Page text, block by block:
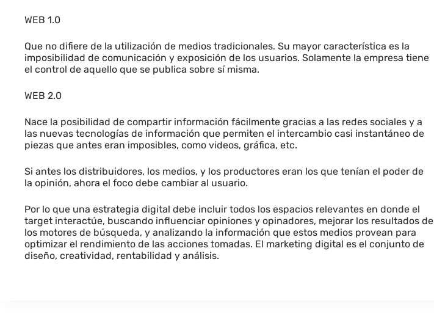
WEB 1.0
Que no difiere de la utilización de medios tradicionales. Su mayor característica es la
imposibilidad de comunicación y exposición de los usuarios. Solamente la empresa tiene
el control de aquello que se publica sobre sí misma.
WEB 2.0
Nace la posibilidad de compartir información fácilmente gracias a las redes sociales y a
las nuevas tecnologías de información que permiten el intercambio casi instantáneo de
piezas que antes eran imposibles, como videos, gráfica, etc.
Si antes los distribuidores, los medios, y los productores eran los que tenían el poder de
la opinión, ahora el foco debe cambiar al usuario.
Por lo que una estrategia digital debe incluir todos los espacios relevantes en donde el
target interactúe, buscando influenciar opiniones y opinadores, mejorar los resultados de
los motores de búsqueda, y analizando la información que estos medios provean para
optimizar el rendimiento de las acciones tomadas. El marketing digital es el conjunto de
diseño, creatividad, rentabilidad y análisis.